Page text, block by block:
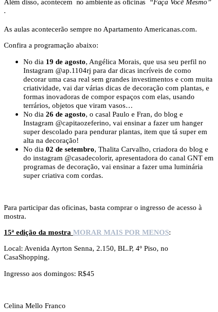
Além disso, acontecem no ambiente as oficinas “Faça Você Mesmo”
.
As aulas acontecerão sempre no Apartamento Americanas.com.
Confira a programação abaixo:
No dia 19 de agosto, Angélica Morais, que usa seu perfil no
Instagram @ap.1104rj para dar dicas incríveis de como
decorar uma casa real sem grandes investimentos e com muita
criatividade, vai dar várias dicas de decoração com plantas, e
formas inovadoras de compor espaços com elas, usando
terrários, objetos que viram vasos…
No dia 26 de agosto, o casal Paulo e Fran, do blog e
Instagram @capitaozeferino, vai ensinar a fazer um hanger
super descolado para pendurar plantas, item que tá super em
alta na decoração!
No dia 02 de setembro, Thalita Carvalho, criadora do blog e
do instagram @casadecolorir, apresentadora do canal GNT em
programas de decoração, vai ensinar a fazer uma luminária
super criativa com cordas.
Para participar das oficinas, basta comprar o ingresso de acesso à
mostra.
15ª edição da mostra MORAR MAIS POR MENOS:
Local: Avenida Ayrton Senna, 2.150, BL.P, 4º Piso, no
CasaShopping.
Ingresso aos domingos: R$45
Celina Mello Franco